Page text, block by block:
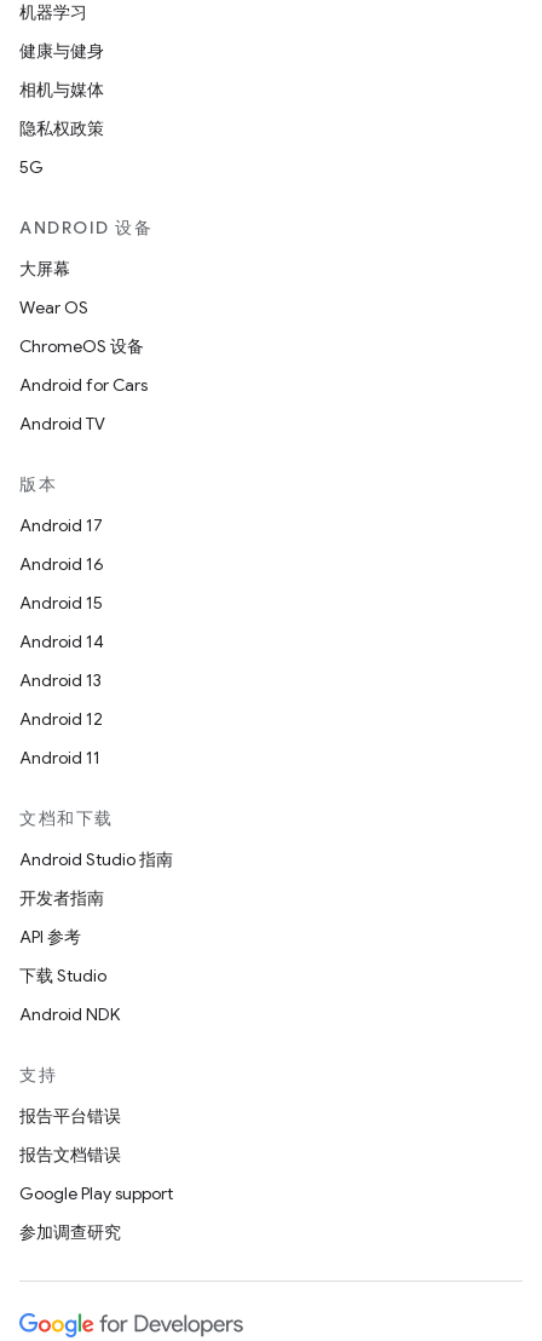
机器学习
健康与健身
相机与媒体
隐私权政策
5G
ANDROID 设备
大屏幕
Wear OS
ChromeOS 设备
Android for Cars
Android TV
版本
Android 17
Android 16
Android 15
Android 14
Android 13
Android 12
Android 11
文档和下载
Android Studio 指南
开发者指南
API 参考
下载 Studio
Android NDK
支持
报告平台错误
报告文档错误
Google Play support
参加调查研究